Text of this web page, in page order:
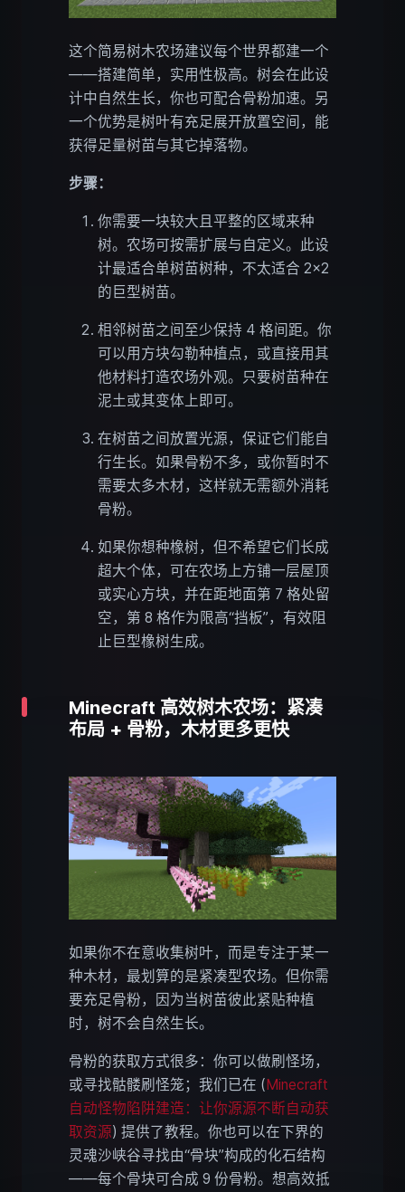
这个简易树木农场建议每个世界都建一个
——搭建简单，实用性极高。树会在此设
计中自然生长，你也可配合骨粉加速。另
一个优势是树叶有充足展开放置空间，能
获得足量树苗与其它掉落物。
步骤：
你需要一块较大且平整的区域来种
树。农场可按需扩展与自定义。此设
计最适合单树苗树种，不太适合 2×2
的巨型树苗。
相邻树苗之间至少保持 4 格间距。你
可以用方块勾勒种植点，或直接用其
他材料打造农场外观。只要树苗种在
泥土或其变体上即可。
在树苗之间放置光源，保证它们能自
行生长。如果骨粉不多，或你暂时不
需要太多木材，这样就无需额外消耗
骨粉。
如果你想种橡树，但不希望它们长成
超大个体，可在农场上方铺一层屋顶
或实心方块，并在距地面第 7 格处留
空，第 8 格作为限高“挡板”，有效阻
止巨型橡树生成。
Minecraft 高效树木农场：紧凑
布局 + 骨粉，木材更多更快
如果你不在意收集树叶，而是专注于某一
种木材，最划算的是紧凑型农场。但你需
要充足骨粉，因为当树苗彼此紧贴种植
时，树不会自然生长。
骨粉的获取方式很多：你可以做刷怪场，
或寻找骷髅刷怪笼；我们已在 (Minecraft
自动怪物陷阱建造：让你源源不断自动获
取资源) 提供了教程。你也可以在下界的
灵魂沙峡谷寻找由“骨块”构成的化石结构
——每个骨块可合成 9 份骨粉。想高效抵